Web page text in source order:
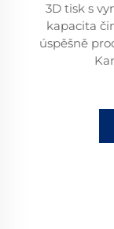
3D tisk s
kapacita
úspěšně